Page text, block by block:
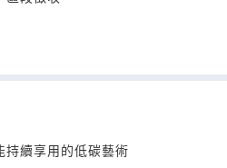
續享用的低碳藝術